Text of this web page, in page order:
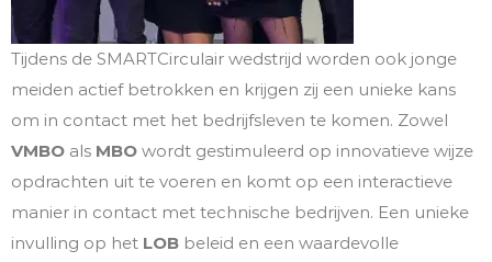
Tijdens de SMARTCirculair wedstrijd worden ook jonge
meiden actief betrokken en krijgen zij een unieke kans
om in contact met het bedrijfsleven te komen. Zowel
VMBO als MBO wordt gestimuleerd op innovatieve wijze
opdrachten uit te voeren en komt op een interactieve
manier in contact met technische bedrijven. Een unieke
invulling op het LOB beleid en een waardevolle